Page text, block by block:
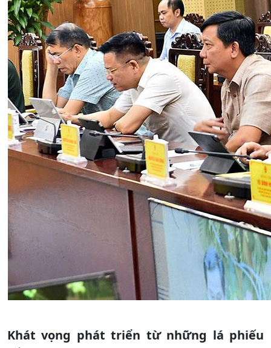
Khát vọng phát triển từ những lá phiếu